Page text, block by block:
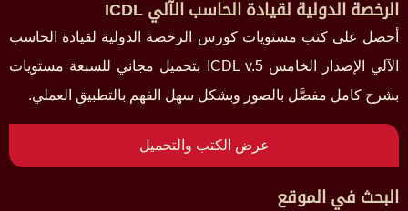
الرخصة الدولية لقيادة الحاسب الآلي ICDL
أحصل على كتب مستويات كورس الرخصة الدولية لقيادة الحاسب
الآلي الإصدار الخامس ICDL v.5 بتحميل مجاني للسبعة مستويات
بشرح كامل مفصَّل بالصور وبشكل سهل الفهم بالتطبيق العملي.
عرض الكتب والتحميل
البحث في الموقع